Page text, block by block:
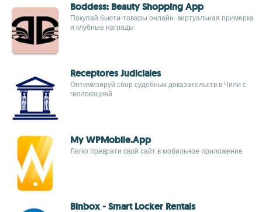
Boddess: Beauty Shopping App
Покупай бьюти‑товары онлайн: виртуальная примерка
и клубные награды
Receptores Judiciales
Оптимизируй сбор судебных доказательств в Чили с
геолокацией
My WPMobile.App
Легко преврати свой сайт в мобильное приложение
Binbox - Smart Locker Rentals